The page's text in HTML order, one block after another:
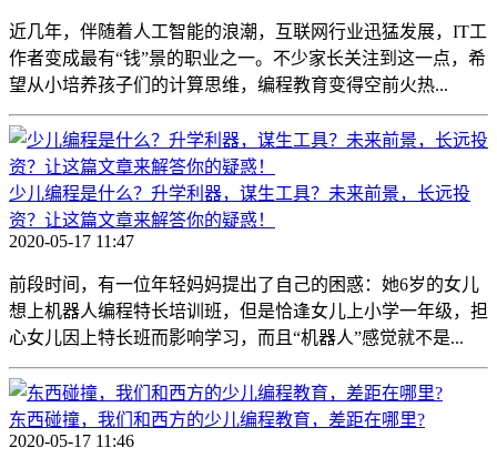
近几年，伴随着人工智能的浪潮，互联网行业迅猛发展，IT工
作者变成最有“钱”景的职业之一。不少家长关注到这一点，希
望从小培养孩子们的计算思维，编程教育变得空前火热...
少儿编程是什么？升学利器，谋生工具？未来前景，长远投
资？让这篇文章来解答你的疑惑！
2020-05-17 11:47
前段时间，有一位年轻妈妈提出了自己的困惑：她6岁的女儿
想上机器人编程特长培训班，但是恰逢女儿上小学一年级，担
心女儿因上特长班而影响学习，而且“机器人”感觉就不是...
东西碰撞，我们和西方的少儿编程教育，差距在哪里?
2020-05-17 11:46